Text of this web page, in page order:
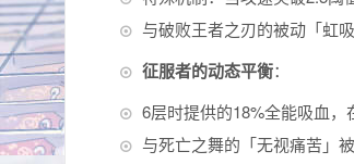
与破败王者之刃的被动「虹
征服者的动态平衡：
6层时提供的18%全能吸血
与死亡之舞的「无视痛苦」